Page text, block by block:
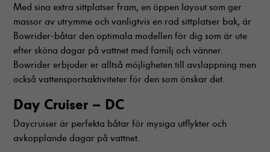
Med sina extra sittplatser fram, en öppen layout som ger
massor av utrymme och vanligtvis en rad sittplatser bak, är
Bowrider-båtar den optimala modellen för dig som är ute
efter sköna dagar på vattnet med familj och vänner.
Bowrider erbjuder er alltså möjligheten till avslappning men
också vattensportsaktiviteter för den som önskar det.
Day Cruiser – DC
Daycruiser är perfekta båtar för mysiga utflykter och
avkopplande dagar på vattnet.
För att vi ska
kunna
förbättra
hemsidans
funktionalitet
och
uppbyggnad,
används.